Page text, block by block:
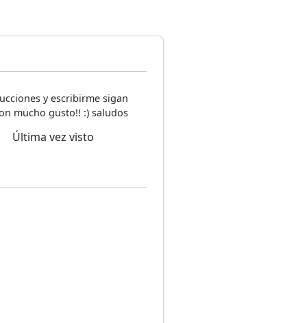
y escribirme sigan
mucho gusto!! :) saludos
Última vez visto